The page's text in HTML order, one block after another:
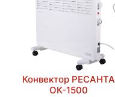
Конвектор РЕСАНТА
ОК-1500